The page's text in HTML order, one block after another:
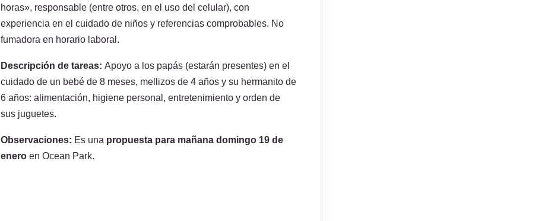
horas», responsable (entre otros, en el uso del celular), con
experiencia en el cuidado de niños y referencias comprobables. No
fumadora en horario laboral.
Descripción de tareas:Apoyo a los papás (estarán presentes) en el
cuidado de un bebé de 8 meses, mellizos de 4 años y su hermanito de
6 años: alimentación, higiene personal, entretenimiento y orden de
sus juguetes.
Observaciones: Es una propuesta para mañana domingo 19 de
enero en Ocean Park.